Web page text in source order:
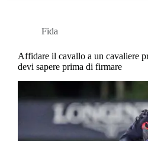
Fida
Affidare il cavallo a un cavaliere
devi sapere prima di firmare